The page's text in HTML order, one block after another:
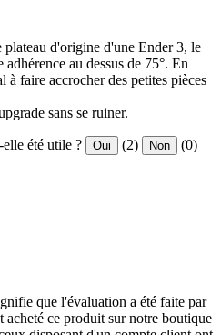
plateau d'origine d'une Ender 3, le
au dessus de 75°. En
à faire accrocher des petites pièces
sans se ruiner.
été utile ? Oui (2) Non (0)
que l'évaluation a été faite par
acheté ce produit sur notre boutique